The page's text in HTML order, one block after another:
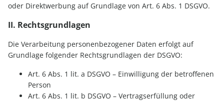
oder Direktwerbung auf Grundlage von Art. 6 Abs. 1 DSGVO.
II. Rechtsgrundlagen
Die Verarbeitung personenbezogener Daten erfolgt auf
Grundlage folgender Rechtsgrundlagen der DSGVO:
Art. 6 Abs. 1 lit. a DSGVO – Einwilligung der betroffenen
Person
Art. 6 Abs. 1 lit. b DSGVO – Vertragserfüllung oder